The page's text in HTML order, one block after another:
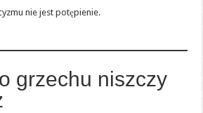
nie jest potępienie.
grzechu niszczy